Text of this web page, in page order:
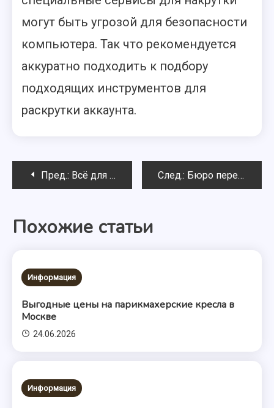
могут быть угрозой для безопасности
компьютера. Так что рекомендуется
аккуратно подходить к подбору
подходящих инструментов для
раскрутки аккаунта.
Навигация
записям
Пред.: Всё для танцев от магазина «Милонга» След.: Бюро переводов «SPRING» в Харькове
Похожие статьи
Информация
Выгодные цены на парикмахерские кресла в
Москве
24.06.2026
Информация